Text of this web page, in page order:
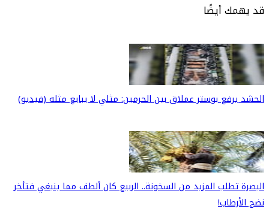
قد يهمك أيضًا
الحشد يرفع بوستر عملاق بين الحرمين: مثلي لا يبايع مثله (فيديو)
البصرة تطلب المزيد من السخونة.. الربيع كان ألطف مما ينبغي فتأخر
نضج الأرطاب!